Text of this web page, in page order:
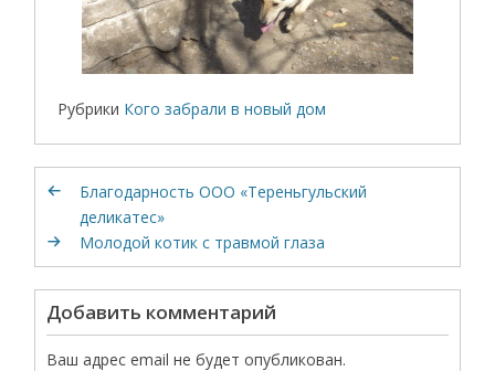
Рубрики Кого забрали в новый дом
Благодарность ООО «Тереньгульский
деликатес»
Молодой котик с травмой глаза
Добавить комментарий
Ваш адрес email не будет опубликован.